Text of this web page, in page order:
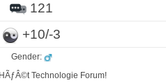
121
+10/-3
Gender:
Technologie Forum!